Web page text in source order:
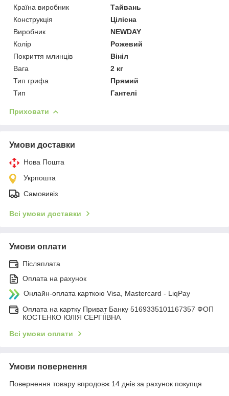
Країна виробник
Тайвань
Конструкція
Цілісна
Виробник
NEWDAY
Колір
Рожевий
Покриття млинців
Вініл
Вага
2 кг
Тип грифа
Прямий
Тип
Гантелі
Приховати
Умови доставки
Нова Пошта
Укрпошта
Самовивіз
Всі умови доставки
Умови оплати
Післяплата
Оплата на рахунок
Онлайн-оплата карткою Visa, Mastercard - LiqPay
Оплата на картку Приват Банку 5169335101167357 ФОП
КОСТЕНКО ЮЛІЯ СЕРГІЇВНА
Всі умови оплати
Умови повернення
Повернення товару впродовж 14 днів за рахунок покупця